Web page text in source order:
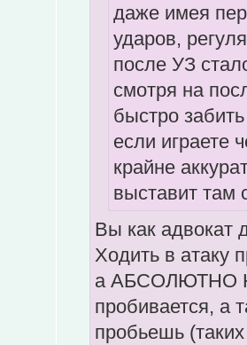
даже имея
ударов,
после УЗ
смотря на
быстро
если играете
крайне
выставит там
Вы как адвокат
Ходить в атаку
а АБСОЛЮТНО
пробивается, а
пробьешь